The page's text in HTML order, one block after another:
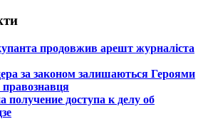
продовжив арешт журналіста
за законом залишаються Героями
правознавця
получение доступа к делу об